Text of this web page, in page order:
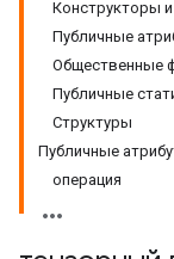
Конструкторы
Публичные
Общественные
Публичные
Структуры
Публичные
операция